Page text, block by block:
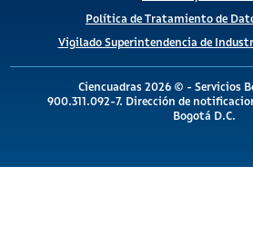
Política de Tratamiento de
Vigilado Superintendencia de
Ciencuadras 2026 © - Servicios
900.311.092-7. Dirección de
Bogotá D.C.